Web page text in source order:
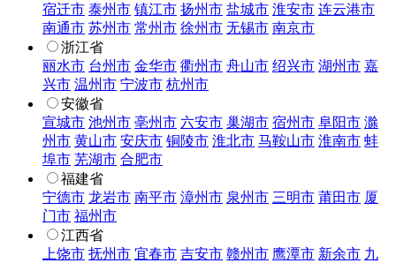
宿迁市 泰州市 镇江市 扬州市 盐城市 淮安市 连云港市
南通市 苏州市 常州市 徐州市 无锡市 南京市
浙江省
丽水市 台州市 金华市 衢州市 舟山市 绍兴市 湖州市 嘉
兴市 温州市 宁波市 杭州市
安徽省
宣城市 池州市 亳州市 六安市 巢湖市 宿州市 阜阳市 滁
州市 黄山市 安庆市 铜陵市 淮北市 马鞍山市 淮南市 蚌
埠市 芜湖市 合肥市
福建省
宁德市 龙岩市 南平市 漳州市 泉州市 三明市 莆田市 厦
门市 福州市
江西省
上饶市 抚州市 宜春市 吉安市 赣州市 鹰潭市 新余市 九